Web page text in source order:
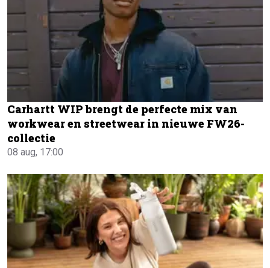
Carhartt WIP brengt de perfecte mix van
workwear en streetwear in nieuwe FW26-
collectie
08 aug, 17:00